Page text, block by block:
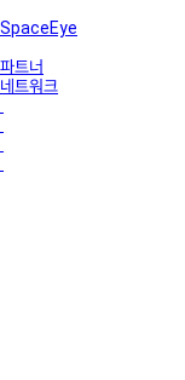
SpaceEye
파트너
네트워크